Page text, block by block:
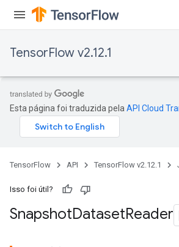
TensorFlow v2.12.1
Esta página foi traduzida pela API Cloud
TensorFlow API TensorFlow v2.12.1
Isso foi útil?
SnapshotDatasetReader